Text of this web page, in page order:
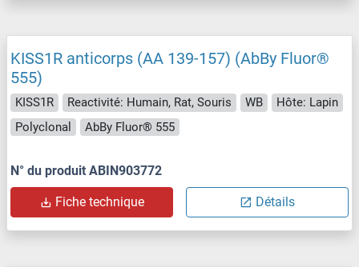
KISS1R anticorps (AA 139-157) (AbBy Fluor®
555)
KISS1R Reactivité: Humain, Rat, Souris WB
Hôte: Lapin
Polyclonal
AbBy Fluor® 555
N° du produit ABIN903772
Fiche technique Détails